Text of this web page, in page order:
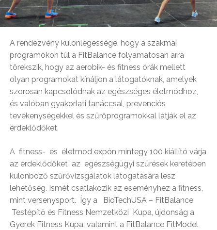
A rendezvény különlegessége, hogy a szakmai
programokon túl a FitBalance folyamatosan arra
törekszik, hogy az aerobik- és fitness órák mellett
olyan programokat kínáljon a látogatóknak, amelyek
szorosan kapcsolódnak az egészséges életmódhoz,
és valóban gyakorlati tanáccsal, prevenciós
tevékenységekkel és szűrőprogramokkal látják el az
érdeklődőket.
A fitness- és életmód expón mintegy 100 kiállító várja
az érdeklődőket az egészségügyi szűrések keretében
különböző szűrővizsgálatok látogatására lesz
lehetőség. Ismét csatlakozik az eseményhez a fitness,
mint versenysport. Így a BioTechUSA – FitBalance
Testépítő és Fitness Nemzetközi Kupa, újdonság a
Gyerek Fitness Kupa, valamint a FitBalance FitModel